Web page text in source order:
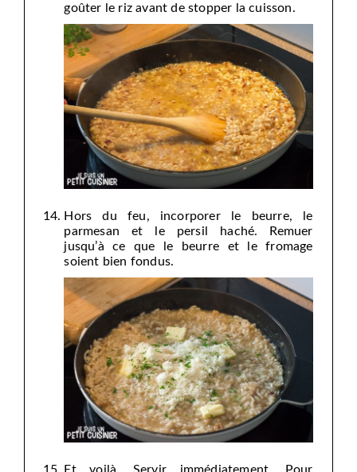
goûter le riz avant de stopper la cuisson.
Hors du feu, incorporer le beurre, le
parmesan et le persil haché. Remuer
jusqu’à ce que le beurre et le fromage
soient bien fondus.